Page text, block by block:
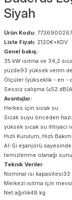
Siyah
Ürün Kodu: 7736900267
Liste Fiyatı: 2120€+KDV
Genel bakış:
35 kW ısıtma ve 34,2
yüzde93 yüksek verim
Ölçüler (yükseklik - en -
Sessiz calışma (≤52
Avantajlar:
Herkes için sıcak su
Sıcak suyu önceden
yüksek sıcak su
Hızlı Kurulum, Hızlı Bakım
Al-Si eşanjörü sayesinde
temizlenme olanağı
Teknik Veriler:
Nominal ısı kapasitesi33
Merkezi ısıtma için
Net ağırlık48 kg